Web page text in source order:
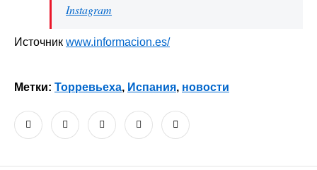
Instagram
Источник www.informacion.es/
Метки: Торревьеха, Испания, новости